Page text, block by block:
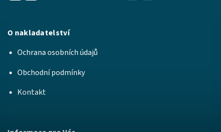
O nakladatelství
Ochrana osobních údajů
Obchodní podmínky
Kontakt